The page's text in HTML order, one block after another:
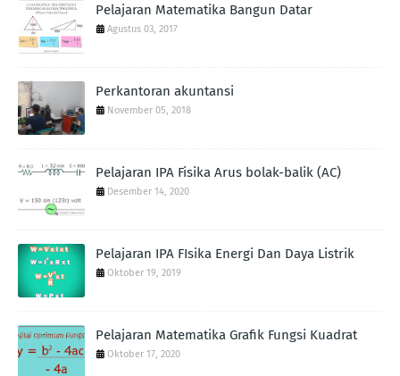
Pelajaran Matematika Bangun Datar
Agustus 03, 2017
Perkantoran akuntansi
November 05, 2018
Pelajaran IPA Fisika Arus bolak-balik (AC)
Desember 14, 2020
Pelajaran IPA FIsika Energi Dan Daya Listrik
Oktober 19, 2019
Pelajaran Matematika Grafik Fungsi Kuadrat
Oktober 17, 2020